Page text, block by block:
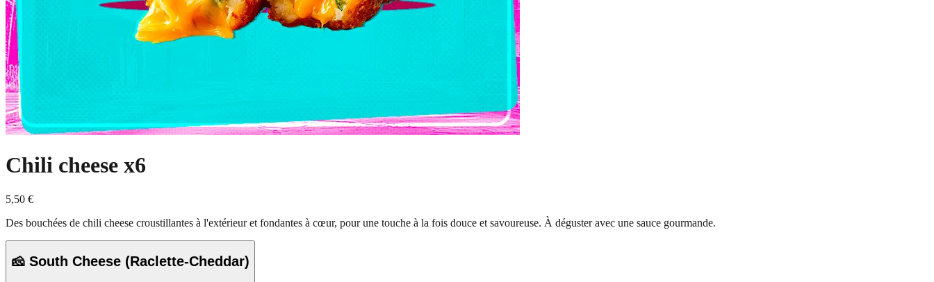
Chili cheese x6
5,50 €
Des bouchées de chili cheese croustillantes à l'extérieur et fondantes à cœur, pour une touche à la fois douce et savoureuse. À déguster avec une sauce gourmande.
🧀 South Cheese (Raclette-Cheddar)